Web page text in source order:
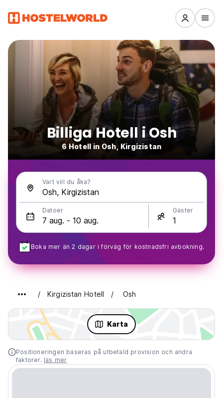
Billiga Hotell i Osh
6 Hotell in Osh, Kirgizistan
Vart vill du åka?
Datoer Gäster
Boka mer än 2 dagar i förväg för kostnadsfri avbokning.
Kirgizistan Hotell Osh
Karta
Positioneringen baseras på utbetald provision och andra
faktorer. läs mer